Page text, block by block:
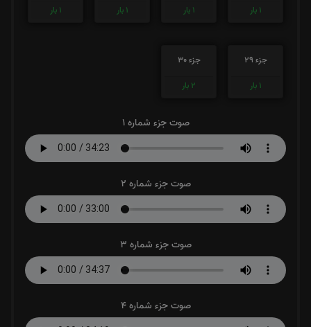
1 بار
1 بار
1 بار
1 بار
جزء 29
1 بار
جزء 30
2 بار
صوت جزء شماره 1
صوت جزء شماره 2
صوت جزء شماره 3
صوت جزء شماره 4